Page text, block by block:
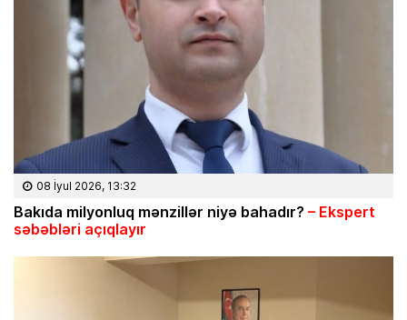
08 İyul 2026, 13:32
Bakıda milyonluq mənzillər niyə bahadır? – Ekspert
səbəbləri açıqlayır